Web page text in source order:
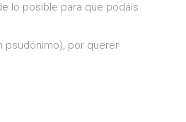
lo posible para que podáis
psudónimo), por querer